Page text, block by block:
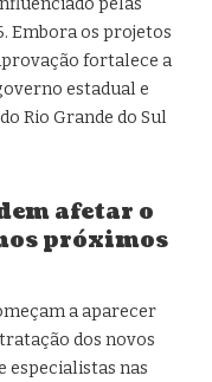
Embora os projetos
fortalece a
estadual e
Rio Grande do Sul
afetar o
próximos
a aparecer
dos novos
especialistas nas